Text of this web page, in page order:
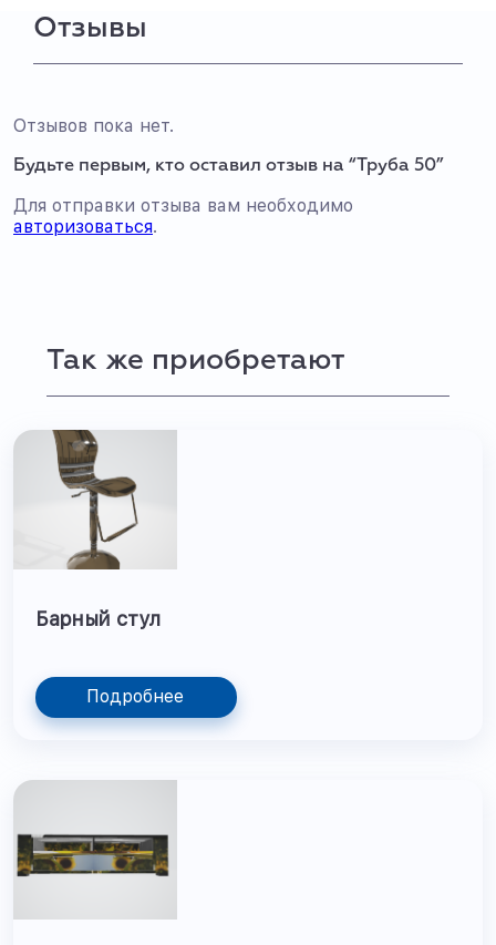
Отзывы
Отзывов пока нет.
Будьте первым, кто оставил отзыв на “Труба 50”
Для отправки отзыва вам необходимо
авторизоваться.
Так же приобретают
Барный стул
Подробнее